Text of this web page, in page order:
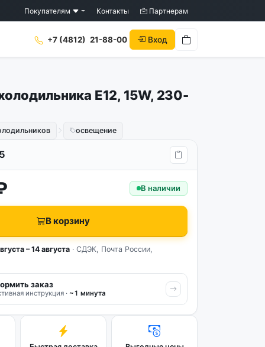
Покупателям Контакты Партнерам
+7 (4812) 21-88-00 Вход
E12, 15W, 230-
освещение
В наличии
В корзину
– 14 августа· СДЭК, Почта России,
заказ
инструкция · ~1 минута